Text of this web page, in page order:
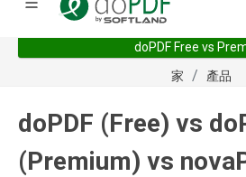
doPDF Free vs
家
產品
doPDF (Free) vs
(Premium) vs